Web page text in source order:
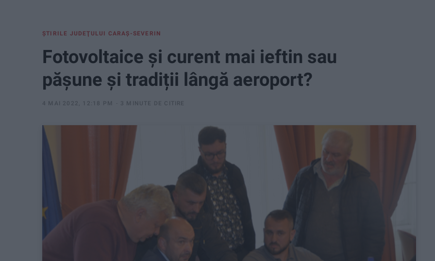
ŞTIRILE JUDEŢULUI CARAŞ-SEVERIN
Fotovoltaice și curent mai ieftin sau
pășune și tradiții lângă aeroport?
4 MAI 2022, 12:18 PM 3 MINUTE DE CITIRE